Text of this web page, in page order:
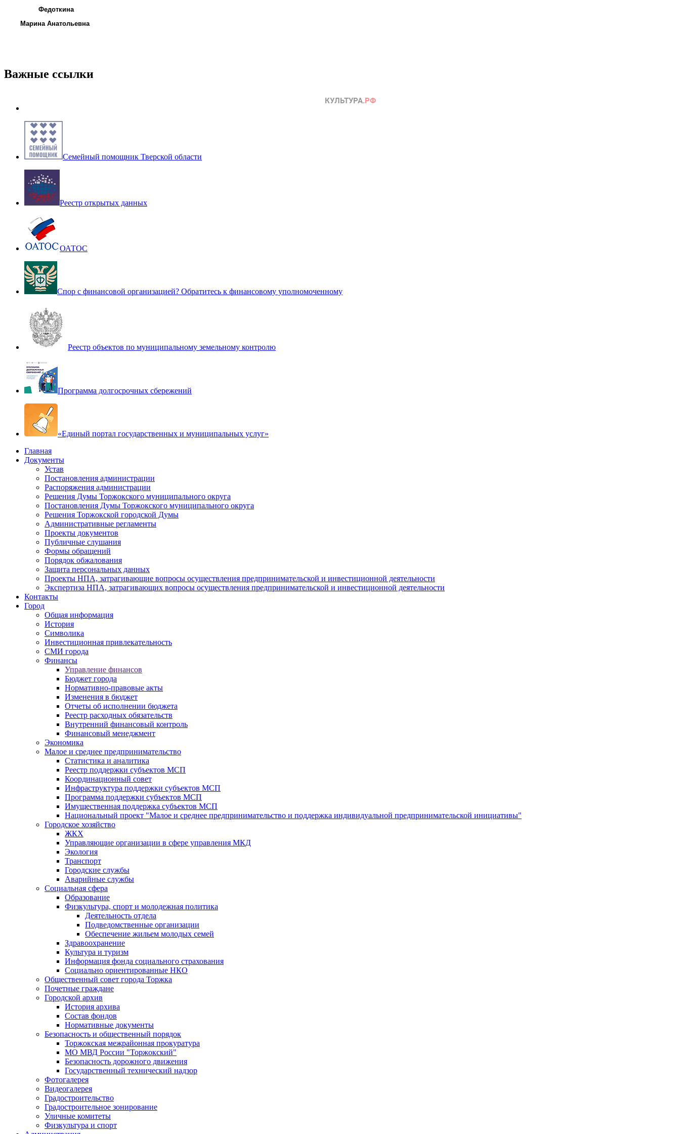
Федоткина
Марина Анатольевна
Важные ссылки
Семейный помощник Тверской области
Реестр открытых данных
ОАТОС
Спор с финансовой организацией? Обратитесь к финансовому уполномоченному
Реестр объектов по муниципальному земельному контролю
Программа долгосрочных сбережений
«Единый портал государственных и муниципальных услуг»
Главная
Документы
Устав
Постановления администрации
Распоряжения администрации
Решения Думы Торжокского муниципального округа
Постановления Думы Торжокского муниципального округа
Решения Торжокской городской Думы
Административные регламенты
Проекты документов
Публичные слушания
Формы обращений
Порядок обжалования
Защита персональных данных
Проекты НПА, затрагивающие вопросы осуществления предпринимательской и инвестиционной деятельности
Экспертиза НПА, затрагивающих вопросы осуществления предпринимательской и инвестиционной деятельности
Контакты
Город
Общая информация
История
Символика
Инвестиционная привлекательность
СМИ города
Финансы
Управление финансов
Бюджет города
Нормативно-правовые акты
Изменения в бюджет
Отчеты об исполнении бюджета
Реестр расходных обязательств
Внутренний финансовый контроль
Финансовый менеджмент
Экономика
Малое и среднее предпринимательство
Статистика и аналитика
Реестр поддержки субъектов МСП
Координационный совет
Инфраструктура поддержки субъектов МСП
Программа поддержки субъектов МСП
Имущественная поддержка субъектов МСП
Национальный проект "Малое и среднее предпринимательство и поддержка индивидуальной предпринимательской инициативы"
Городское хозяйство
ЖКХ
Управляющие организации в сфере управления МКД
Экология
Транспорт
Городские службы
Аварийные службы
Социальная сфера
Образование
Физкультура, спорт и молодежная политика
Деятельность отдела
Подведомственные организации
Обеспечение жильем молодых семей
Здравоохранение
Культура и туризм
Информация фонда социального страхования
Социально ориентированные НКО
Общественный совет города Торжка
Почетные граждане
Городской архив
История архива
Состав фондов
Нормативные документы
Безопасность и общественный порядок
Торжокская межрайонная прокуратура
МО МВД России "Торжокский"
Безопасность дорожного движения
Государственный технический надзор
Фотогалерея
Видеогалерея
Градостроительство
Градостроительное зонирование
Уличные комитеты
Физкультура и спорт